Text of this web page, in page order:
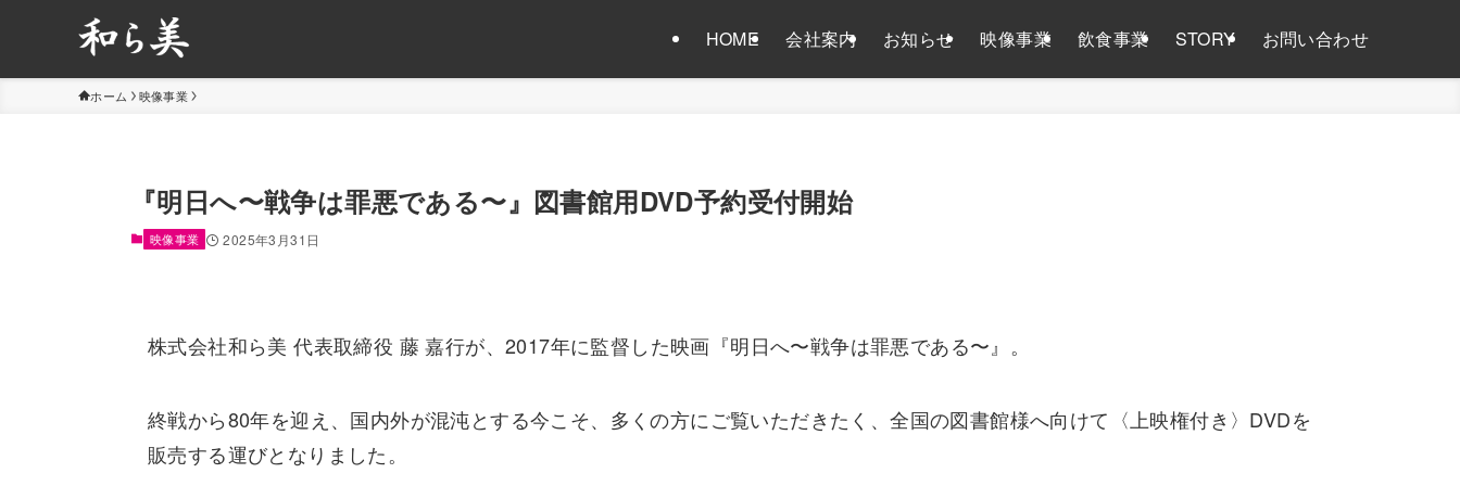
HOME 会社案内 お知らせ 映像事業 飲食事業 STORY お問い合わせ
ホーム 映像事業
『明日へ〜戦争は罪悪である〜』図書館用DVD予約受付開始
映像事業 2025年3月31日
株式会社和ら美 代表取締役 藤 嘉行が、2017年に監督した映画『明日へ〜戦争は罪悪である〜』。
終戦から80年を迎え、国内外が混沌とする今こそ、多くの方にご覧いただきたく、全国の図書館様へ向けて〈上映権付き〉DVDを
販売する運びとなりました。